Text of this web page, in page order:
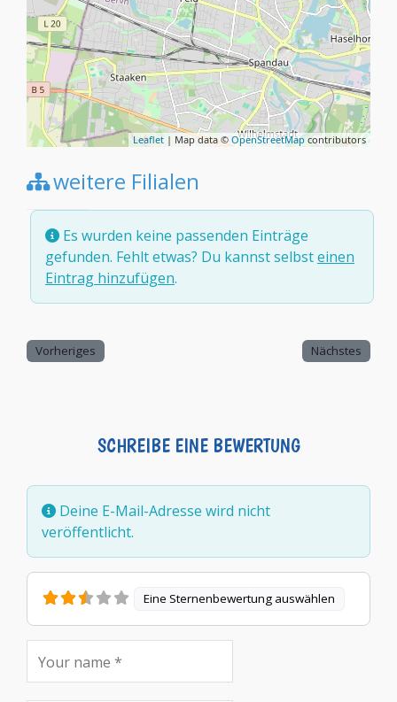
Leaflet | Map data © OpenStreetMapcontributors
weitere Filialen
Es wurden keine passenden Einträge
gefunden. Fehlt etwas? Du kannst selbsteinen
Eintrag hinzufügen.
Vorheriges Nächstes
SCHREIBE EINE BEWERTUNG
Deine E-Mail-Adresse wird nicht
veröffentlicht.
Eine Sternenbewertung auswählen